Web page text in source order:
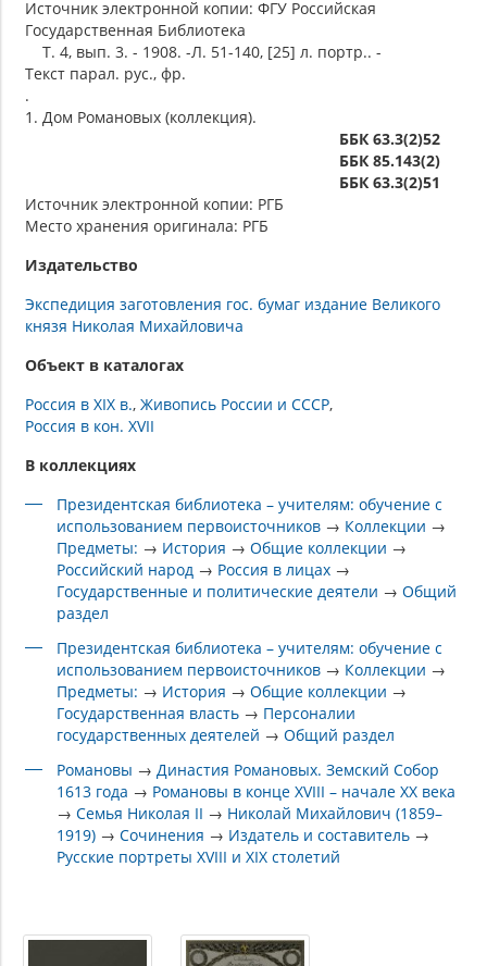
Источник электронной копии: ФГУ Российская
Государственная Библиотека
Т. 4, вып. 3. - 1908. -Л. 51-140, [25] л. портр.. -
Текст парал. рус., фр.
.
1. Дом Романовых (коллекция).
ББК 63.3(2)52
ББК 85.143(2)
ББК 63.3(2)51
Источник электронной копии: РГБ
Место хранения оригинала: РГБ
Издательство
Экспедиция заготовления гос. бумаг издание Великого
князя Николая Михайловича
Объект в каталогах
Россия в XIX в. Живопись России и СССР
Россия в кон. XVII
В коллекциях
Президентская библиотека – учителям: обучение с
использованием первоисточников → Коллекции →
Предметы: → История →Общие коллекции →
Российский народ → Россия в лицах →
Государственные и политические деятели →Общий
раздел
Президентская библиотека – учителям: обучение с
использованием первоисточников → Коллекции →
Предметы: → История →Общие коллекции →
Государственная власть → Персоналии
государственных деятелей →Общий раздел
Романовы → Династия Романовых. Земский Собор
1613 года → Романовы в конце XVIII – начале XX века
→Семья Николая II → Николай Михайлович (1859–
1919) →Сочинения → Издатель и составитель →
Русские портреты XVIII и XIX столетий